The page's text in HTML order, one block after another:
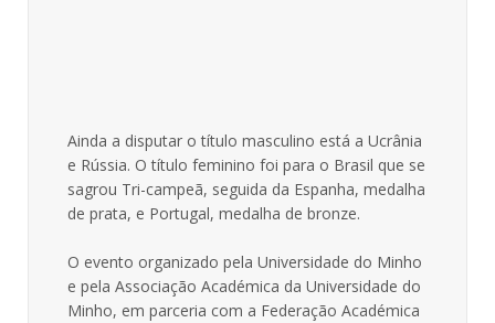
Ainda a disputar o título masculino está a Ucrânia
e Rússia. O título feminino foi para o Brasil que se
sagrou Tri-campeã, seguida da Espanha, medalha
de prata, e Portugal, medalha de bronze.
O evento organizado pela Universidade do Minho
e pela Associação Académica da Universidade do
Minho, em parceria com a Federação Académica